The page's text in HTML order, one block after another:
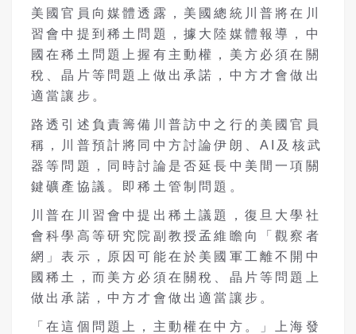
美國官員向媒體透露，美國總統川普將在川
習會中提到稀土問題，據大陸媒體報導，中
國在稀土問題上握有主動權，美方必須在關
稅、晶片等問題上做出承諾，中方才會做出
適當讓步。
路透引述負責籌備川普訪中之行的美國官員
稱，川普預計將同中方討論伊朗、 AI 及核武
器等問題，同時討論是否延長中美間一項關
鍵礦產協議。即稀土管制問題。
川普在川習會中提出稀土議題，復旦大學社
會科學高等研究院副教授孟維瞻向「觀察者
網」表示，原因可能在於美國軍工離不開中
國稀土，而美方必須在關稅、晶片等問題上
做出承諾，中方才會做出適當讓步。
「在這個問題上，主動權在中方。」上海發